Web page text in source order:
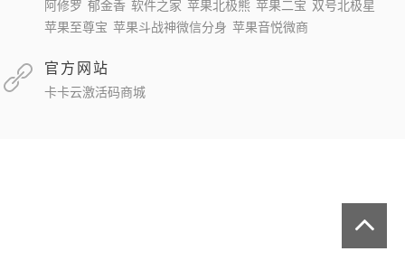
阿修罗 郁金香 软件之家 苹果北极熊 苹果二宝 双号北极星
苹果至尊宝 苹果斗战神微信分身 苹果音悦微商
官方网站
卡卡云激活码商城